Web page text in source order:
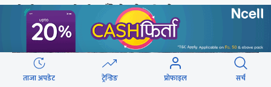
ओली-प्रचण्डको तीन बुँदेले प्रदेशपिच्छे संकट
ताजा अपडेट ट्रेन्डिङ प्रोफाइल सर्च